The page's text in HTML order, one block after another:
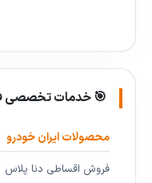
🎯 خدمات تخصصی
محصولات ایران خودرو
فروش اقساطی دنا پلاس